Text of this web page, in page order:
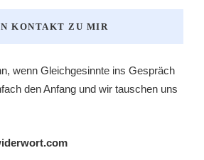
KONTAKT ZU MIR
wenn Gleichgesinnte ins Gespräch
den Anfang und wir tauschen uns